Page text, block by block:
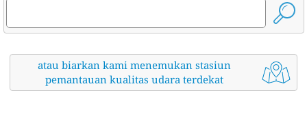
atau biarkan kami menemukan stasiun
pemantauan kualitas udara terdekat